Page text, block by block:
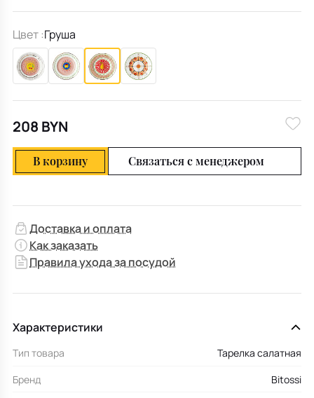
Цвет :Груша
208 BYN
В корзину Связаться с менеджером
Доставка и оплата
Как заказать
Правила ухода за посудой
Характеристики
Тип товара
Тарелка салатная
Бренд
Bitossi